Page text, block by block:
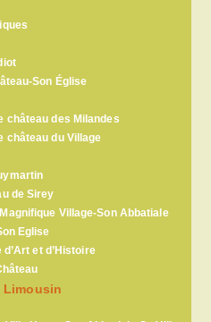
Son Église
château des Milandes
château du Village
de Sirey
Village-Son Abbatiale
Eglise
d’Art et d’Histoire
Limousin